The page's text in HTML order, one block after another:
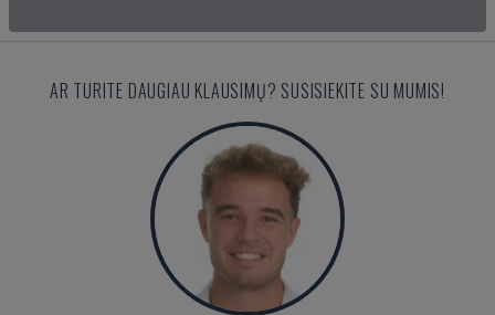
AR TURITE DAUGIAU KLAUSIMŲ? SUSISIEKITE SU MUMIS!